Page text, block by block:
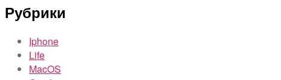
Рубрики
Iphone
Life
MacOS